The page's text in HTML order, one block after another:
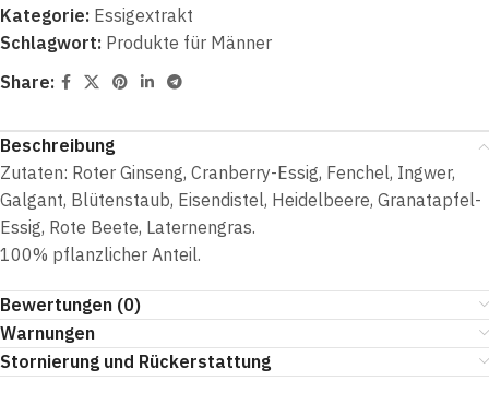
Kategorie: Essigextrakt
Schlagwort: Produkte für Männer
Share:
Beschreibung
Zutaten: Roter Ginseng, Cranberry-Essig, Fenchel, Ingwer,
Galgant, Blütenstaub, Eisendistel, Heidelbeere, Granatapfel-
Essig, Rote Beete, Laternengras.
100% pflanzlicher Anteil.
Bewertungen (0)
Warnungen
Stornierung und Rückerstattung